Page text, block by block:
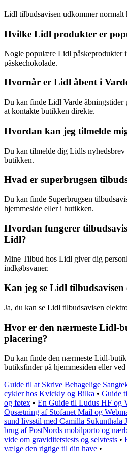
Lidl tilbudsavisen udkommer normalt
Hvilke Lidl produkter er
Nogle populære Lidl påskeprodukter
påskechokolade.
Hvornår er Lidl åbent i
Du kan finde Lidl Varde åbningstider
at kontakte butikken direkte.
Hvordan kan jeg tilmelde
Du kan tilmelde dig Lidls nyhedsbrev
butikken.
Hvad er superbrugsen
Du kan finde Superbrugsen
hjemmeside eller i butikken.
Hvordan fungerer
Lidl?
Mine Tilbud hos Lidl giver dig
indkøbsvaner.
Kan jeg se Lidl tilbudsavisen
Ja, du kan se Lidl tilbudsavisen
Hvor er den nærmeste Lidl-
placering?
Du kan finde den nærmeste Lidl-butik
butiksfinder på hjemmesiden eller
Guide til at Skrive Behagelige
cykler hos Kvickly og Bilka • Guide
og føtex • En Guide til Ludus HF og
Opsætning af Stofanet Mail og
sund livsstil med Camilla Sukunthala
brug af PostNords mobilporto og
vide om graviditetstests og selvtests •
vælge den rigtige til din have •